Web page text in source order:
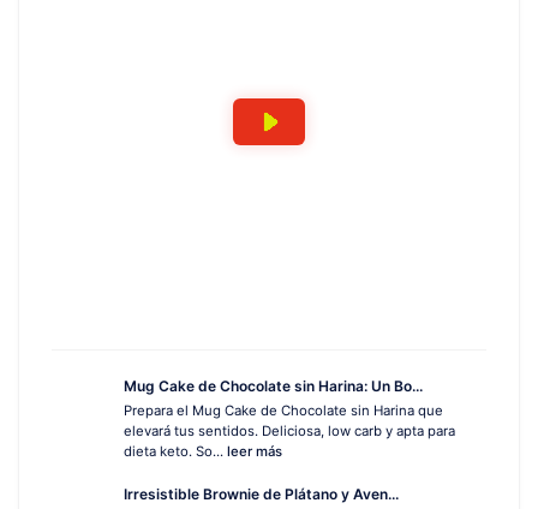
Mug Cake de Chocolate sin Harina: Un Bo...
Prepara el Mug Cake de Chocolate sin Harina que
elevará tus sentidos. Deliciosa, low carb y apta para
dieta keto. So... leer más
Irresistible Brownie de Plátano y Aven...